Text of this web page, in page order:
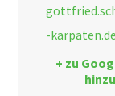
-karpaten.de
+ zu